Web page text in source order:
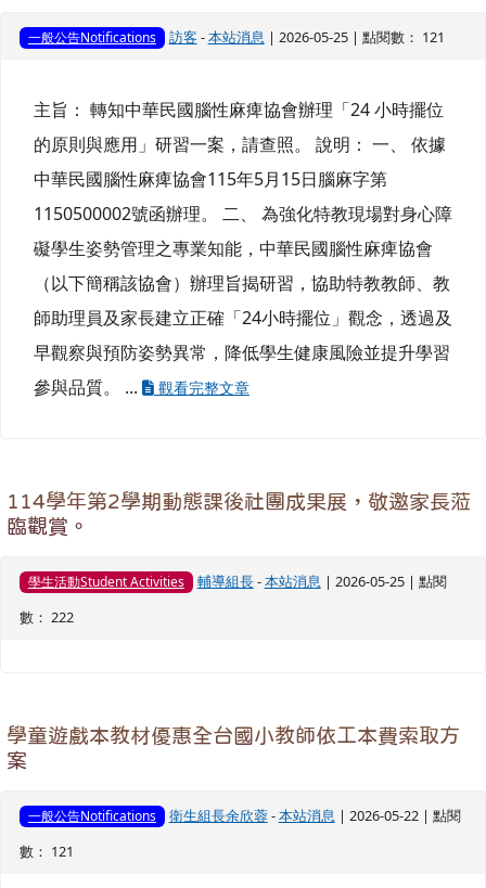
一般公告Notifications 訪客 -本站消息 | 2026-05-25 | 點閱數： 121
主旨： 轉知中華民國腦性麻痺協會辦理「24 小時擺位
的原則與應用」研習一案，請查照。 說明： 一、 依據
中華民國腦性麻痺協會115年5月15日腦麻字第
1150500002號函辦理。 二、 為強化特教現場對身心障
礙學生姿勢管理之專業知能，中華民國腦性麻痺協會
（以下簡稱該協會）辦理旨揭研習，協助特教教師、教
師助理員及家長建立正確「24小時擺位」觀念，透過及
早觀察與預防姿勢異常，降低學生健康風險並提升學習
參與品質。 ...
觀看完整文章
114學年第2學期動態課後社團成果展，敬邀家長蒞
臨觀賞。
學生活動Student Activities 輔導組長-本站消息 | 2026-05-25 | 點閱
數： 222
學童遊戲本教材優惠全台國小教師依工本費索取方
案
一般公告Notifications 衛生組長余欣蓉-本站消息 | 2026-05-22 | 點閱
數： 121